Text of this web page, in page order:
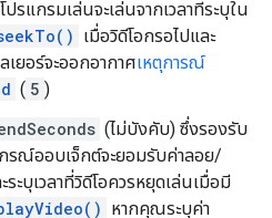
โปรแกรมเล่นจะเล่นจากเวลาที่ระบุใน
เมื่อวิดีโอกรอไปและ
ยอร์จะออกอากาศเหตุการณ์
( 5 )
(ไม่บังคับ) ซึ่งรองรับ
กรณ์ออบเจ็กต์จะยอมรับค่าลอย/
ระบุเวลาที่วิดีโอควรหยุดเล่นเมื่อมี
หากคุณระบุค่า